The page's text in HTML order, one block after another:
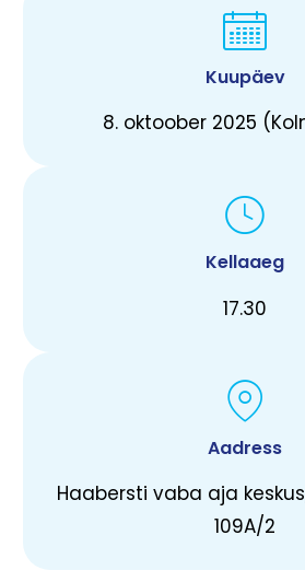
Kuupäev
8. oktoober 2025
Kellaaeg
17.30
Aadress
Haabersti vaba aja
109A/2